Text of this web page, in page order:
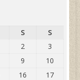
S
S
2
3
9
10
16
17